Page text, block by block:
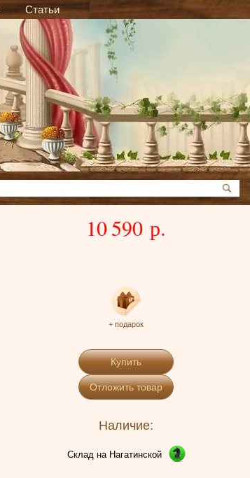
Статьи
10 590 р.
+ подарок
Купить
Отложить товар
Наличие:
Склад на Нагатинской